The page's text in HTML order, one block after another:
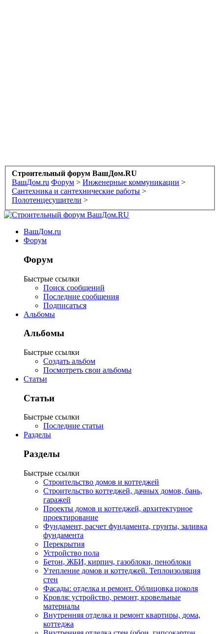
Строительный форум ВашДом.RU
ВашДом.ru Форум > Инженерные коммуникации >
Сантехника и сантехнические работы >
Полотенцесушители >
ВашДом.ru
Форум
Форум
Быстрые ссылки
Поиск сообщений
Последние сообщения
Подписаться
Альбомы
Альбомы
Быстрые ссылки
Создать альбом
Посмотреть свои альбомы
Статьи
Статьи
Быстрые ссылки
Последние статьи
Разделы
Разделы
Быстрые ссылки
Строительство домов и коттеджей
Строительство коттеджей, дачных домов, бань,
гаражей
Проекты домов и коттеджей, архитектурное
проектирование
Фундамент, расчет фундамента, грунты, заливка
фундамента
Перекрытия
Устройство пола
Бетон, ЖБИ, кирпич, газоблоки, пеноблоки
Утепление домов и коттеджей. Теплоизоляция
стен
Фасады: отделка и ремонт. Облицовка цоколя
Кровля: устройство, ремонт, кровельные
материалы
Внутренняя отделка и ремонт квартиры, дома,
коттеджа